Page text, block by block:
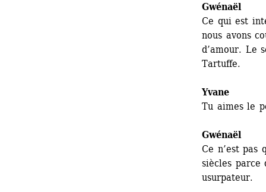
Gwénaël
Ce qui est
nous avons
d’amour. Le
Tartuffe.
Yvane
Tu aimes le
Gwénaël
Ce n’est pas
siècles parce
usurpateur.